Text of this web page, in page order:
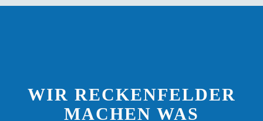
WIR RECKENFELDER
MACHEN WAS